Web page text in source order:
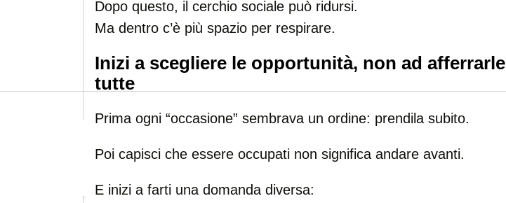
Dopo questo, il cerchio sociale può ridursi.
Ma dentro c’è più spazio per respirare.
Inizi a scegliere le opportunità, non ad afferrarle
tutte
Prima ogni “occasione” sembrava un ordine: prendila subito.
Poi capisci che essere occupati non significa andare avanti.
E inizi a farti una domanda diversa: